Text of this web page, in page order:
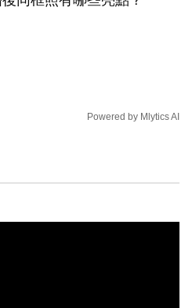
Powered by Mlytics AI